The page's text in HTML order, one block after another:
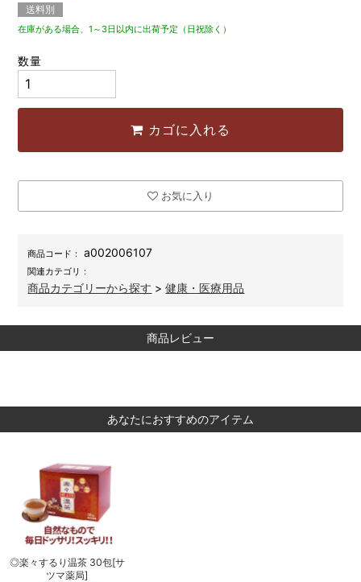
送料別
在庫がある場合、1～3日以内に出荷予定（日祝除く）
数量
カゴに入れる
お気に入り
商品コード： a002006107
関連カテゴリ：
商品カテゴリーから探す >健康・医療用品
商品レビュー
あなたにおすすめのアイテム
◎楽々するり温茶 30包[サ
ツマ薬局]